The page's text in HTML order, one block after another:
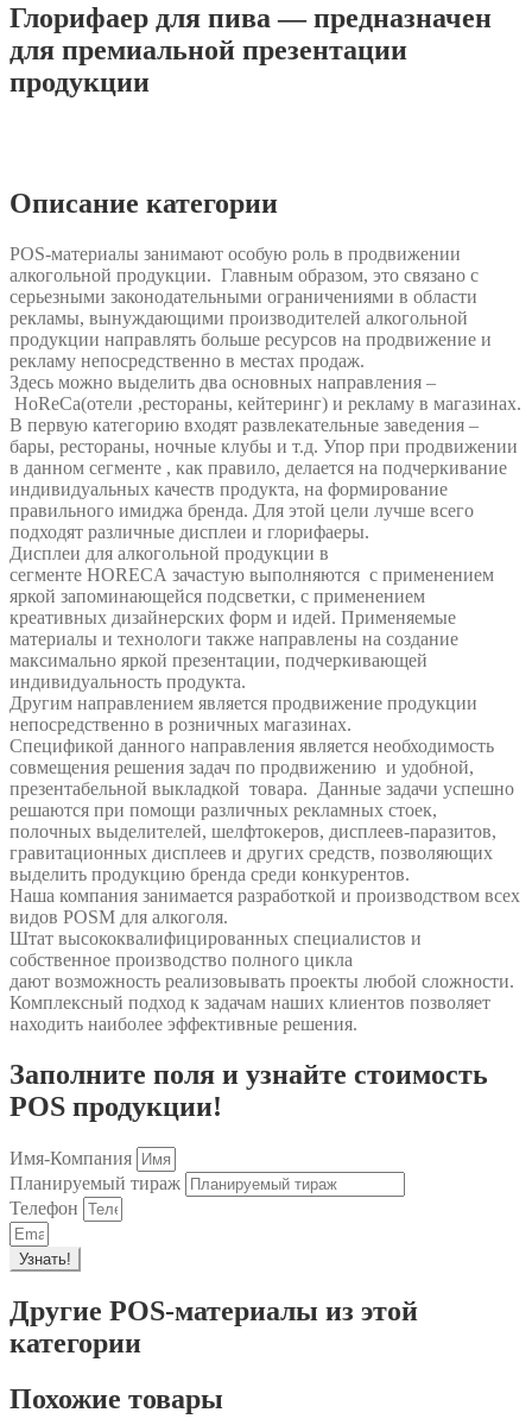
Глорифаер для пива — предназначен
для премиальной презентации
продукции
Описание категории
POS-материалы занимают особую роль в продвижении
алкогольной продукции. Главным образом, это связано с
серьезными законодательными ограничениями в области
рекламы, вынуждающими производителей алкогольной
продукции направлять больше ресурсов на продвижение и
рекламу непосредственно в местах продаж.
Здесь можно выделить два основных направления –
HoReCa(отели ,рестораны, кейтеринг) и рекламу в магазинах.
В первую категорию входят развлекательные заведения –
бары, рестораны, ночные клубы и т.д. Упор при продвижении
в данном сегменте , как правило, делается на подчеркивание
индивидуальных качеств продукта, на формирование
правильного имиджа бренда. Для этой цели лучше всего
подходят различные дисплеи и глорифаеры.
Дисплеи для алкогольной продукции в
сегменте HORECA зачастую выполняются с применением
яркой запоминающейся подсветки, с применением
креативных дизайнерских форм и идей. Применяемые
материалы и технологи также направлены на создание
максимально яркой презентации, подчеркивающей
индивидуальность продукта.
Другим направлением является продвижение продукции
непосредственно в розничных магазинах.
Спецификой данного направления является необходимость
совмещения решения задач по продвижению и удобной,
презентабельной выкладкой товара. Данные задачи успешно
решаются при помощи различных рекламных стоек,
полочных выделителей, шелфтокеров, дисплеев-паразитов,
гравитационных дисплеев и других средств, позволяющих
выделить продукцию бренда среди конкурентов.
Наша компания занимается разработкой и производством всех
видов POSM для алкоголя.
Штат высококвалифицированных специалистов и
собственное производство полного цикла
дают возможность реализовывать проекты любой сложности.
Комплексный подход к задачам наших клиентов позволяет
находить наиболее эффективные решения.
Заполните поля и узнайте стоимость
POS продукции!
Имя-Компания
Планируемый тираж
Телефон
Узнать!
Другие POS-материалы из этой
категории
Похожие товары